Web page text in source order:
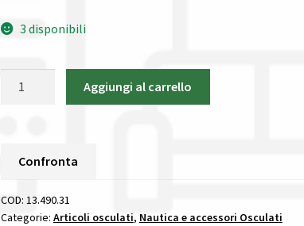
3 disponibili
Bianca
Incasso
Dimmerabile
Aggiungi al carrello
Confronta
COD: 13.490.31
Categorie: Articoli osculati, Nautica e accessori Osculati